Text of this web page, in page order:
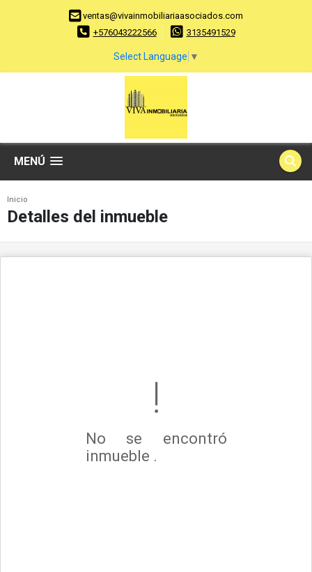
ventas@vivainmobiliariaasociados.com
+576043222566
3135491529
Select Language ▼
MENÚ
Inicio
Detalles del inmueble
No se encontró
inmueble .